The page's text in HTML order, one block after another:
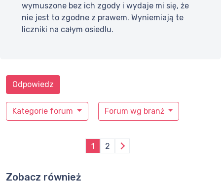
wymuszone bez ich zgody i wydaje mi się, że
nie jest to zgodne z prawem. Wyniemiają te
liczniki na całym osiedlu.
Kategorie forum Forum wg branż
Odpowiedz
1 2
Zobacz również